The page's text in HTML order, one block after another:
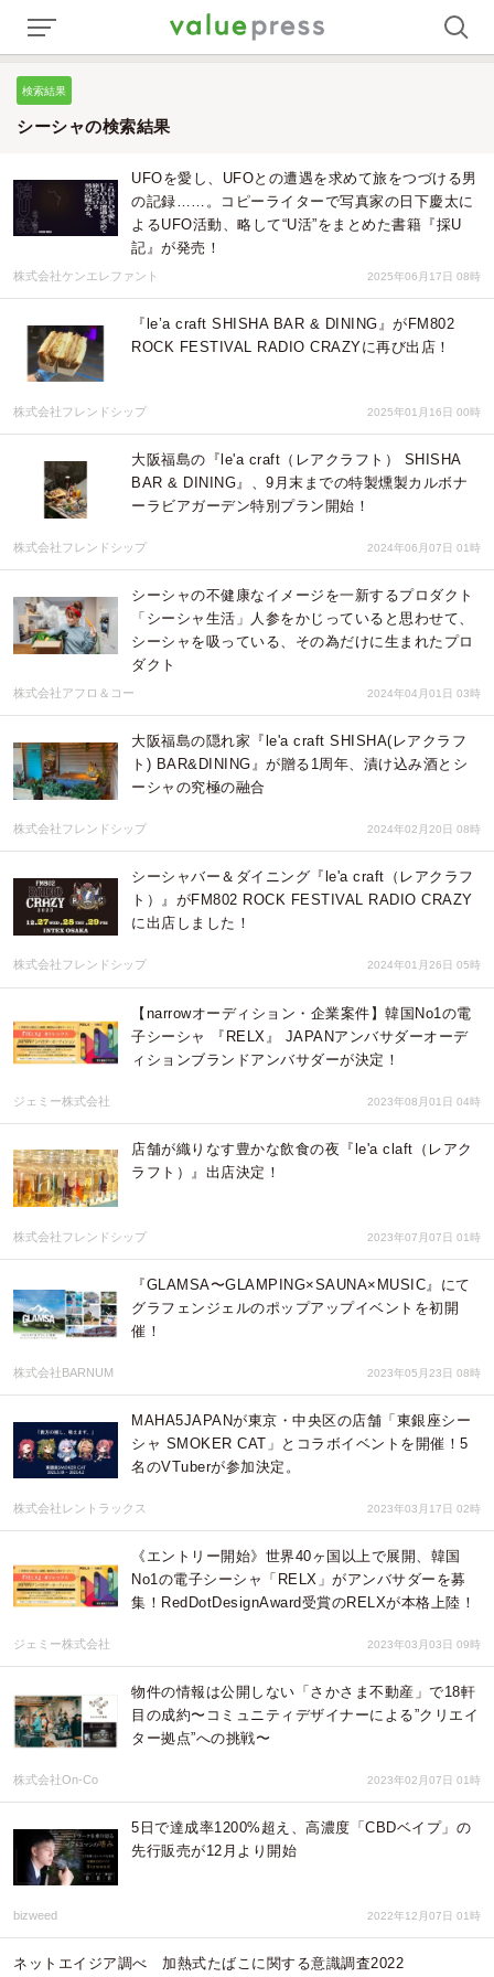
検索結果
シーシャの検索結果
UFOを愛し、UFOとの遭遇を求めて旅をつづける男
の記録……。コピーライターで写真家の日下慶太に
よるUFO活動、略して“U活”をまとめた書籍『採U
記』が発売！
株式会社ケンエレファント 2025年06月17日 08時
『le’a craft SHISHA BAR & DINING』がFM802
ROCK FESTIVAL RADIO CRAZYに再び出店！
株式会社フレンドシップ 2025年01月16日 00時
大阪福島の『le'a craft（レアクラフト） SHISHA
BAR & DINING』、9月末までの特製燻製カルボナ
ーラビアガーデン特別プラン開始！
株式会社フレンドシップ 2024年06月07日 01時
シーシャの不健康なイメージを一新するプロダクト
「シーシャ生活」人参をかじっていると思わせて、
シーシャを吸っている、その為だけに生まれたプロ
ダクト
株式会社アフロ＆コー 2024年04月01日 03時
大阪福島の隠れ家『le'a craft SHISHA(レアクラフ
ト) BAR&DINING』が贈る1周年、漬け込み酒とシ
ーシャの究極の融合
株式会社フレンドシップ 2024年02月20日 08時
シーシャバー＆ダイニング『le'a craft（レアクラフ
ト）』がFM802 ROCK FESTIVAL RADIO CRAZY
に出店しました！
株式会社フレンドシップ 2024年01月26日 05時
【narrowオーディション・企業案件】韓国No1の電
子シーシャ 『RELX』 JAPANアンバサダーオーデ
ィションブランドアンバサダーが決定！
ジェミー株式会社 2023年08月01日 04時
店舗が織りなす豊かな飲食の夜『le'a claft（レアク
ラフト）』出店決定！
株式会社フレンドシップ 2023年07月07日 01時
『GLAMSA〜GLAMPING×SAUNA×MUSIC』にて
グラフェンジェルのポップアップイベントを初開
催！
株式会社BARNUM 2023年05月23日 08時
MAHA5JAPANが東京・中央区の店舗「東銀座シー
シャ SMOKER CAT」とコラボイベントを開催！5
名のVTuberが参加決定。
株式会社レントラックス 2023年03月17日 02時
《エントリー開始》世界40ヶ国以上で展開、韓国
No1の電子シーシャ「RELX」がアンバサダーを募
集！RedDotDesignAward受賞のRELXが本格上陸！
ジェミー株式会社 2023年03月03日 09時
物件の情報は公開しない「さかさま不動産」で18軒
目の成約〜コミュニティデザイナーによる”クリエイ
ター拠点”への挑戦〜
株式会社On-Co 2023年02月07日 01時
5日で達成率1200%超え、高濃度「CBDベイプ」の
先行販売が12月より開始
bizweed 2022年12月07日 01時
ネットエイジア調べ 加熱式たばこに関する意識調査2022